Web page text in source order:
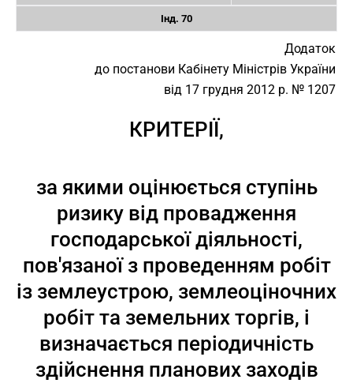
Інд. 70
Додаток
до постанови Кабінету Міністрів України
від 17 грудня 2012 р. № 1207
КРИТЕРІЇ,
за якими оцінюється ступінь
ризику від провадження
господарської діяльності,
пов'язаної з проведенням робіт
із землеустрою, землеоціночних
робіт та земельних торгів, і
визначається періодичність
здійснення планових заходів